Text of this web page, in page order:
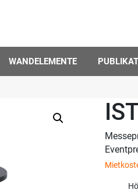
WANDELEMENTE